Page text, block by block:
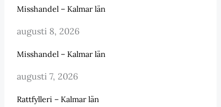
Misshandel – Kalmar län
augusti 8, 2026
Misshandel – Kalmar län
augusti 7, 2026
Rattfylleri – Kalmar län